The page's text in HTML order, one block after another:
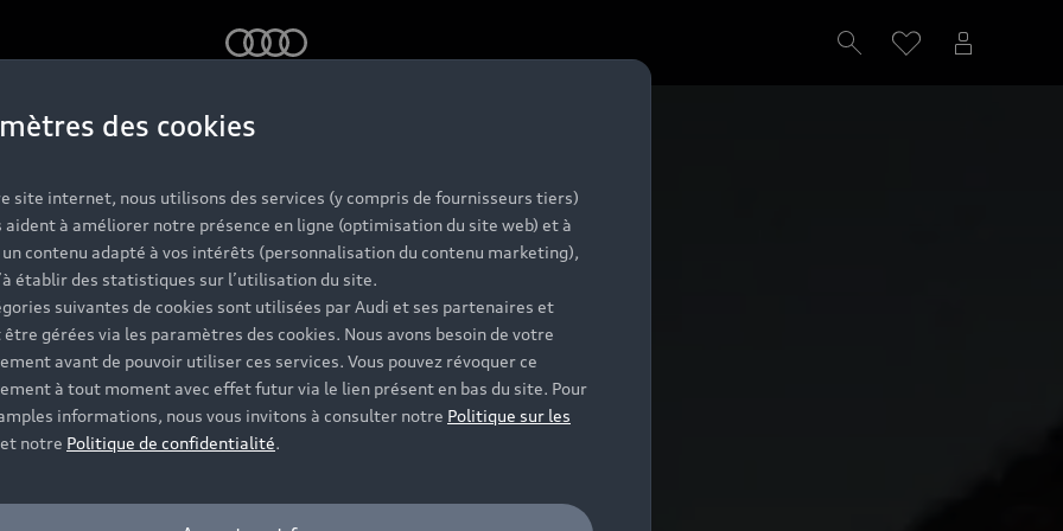
des cookies
site internet, nous utilisons des services (y compris de fournisseurs tiers)
aident à améliorer notre présence en ligne (optimisation du site web) et à
contenu adapté à vos intérêts (personnalisation du contenu marketing),
établir des statistiques sur l’utilisation du site.
suivantes de cookies sont utilisées par Audi et ses partenaires et
être gérées via les paramètres des cookies. Nous avons besoin de votre
avant de pouvoir utiliser ces services. Vous pouvez révoquer ce
à tout moment avec effet futur via le lien présent en bas du site. Pour
informations, nous vous invitons à consulter notre Politique sur les
et notre Politique de confidentialité.